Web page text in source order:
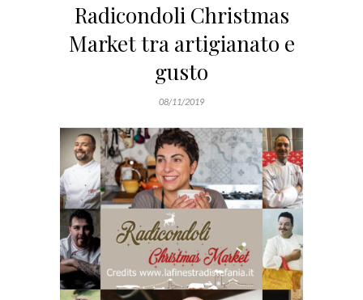
Radicondoli Christmas
Market tra artigianato e
gusto
08/11/2019